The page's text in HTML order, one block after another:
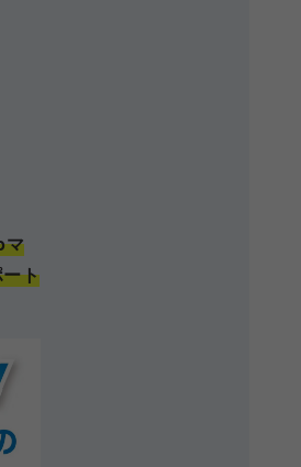
マ
ト